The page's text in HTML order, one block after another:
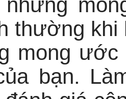
thường
mong
bạn.